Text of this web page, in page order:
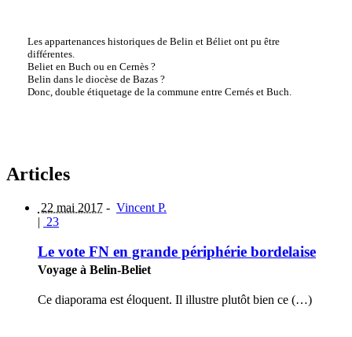
Les appartenances historiques de Belin et Béliet ont pu être
différentes.
Beliet en Buch ou en Cernès ?
Belin dans le diocèse de Bazas ?
Donc, double étiquetage de la commune entre Cernés et Buch.
Articles
22 mai 2017 - Vincent P.
| 23
Le vote FN en grande périphérie bordelaise
Voyage à Belin-Beliet
Ce diaporama est éloquent. Il illustre plutôt bien ce (…)